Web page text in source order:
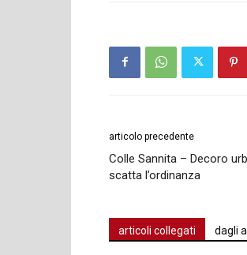
articolo precedente
Colle Sannita – Decoro
scatta l’ordinanza
articoli collegati dagli